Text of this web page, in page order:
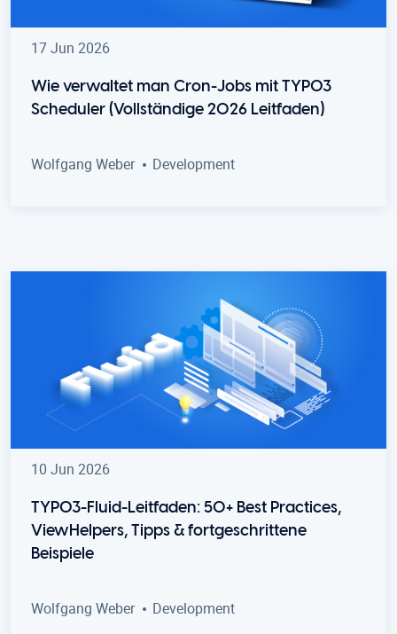
17 Jun 2026
Wie verwaltet man Cron-Jobs mit TYPO3
Scheduler (Vollständige 2026 Leitfaden)
Wolfgang Weber Development
10 Jun 2026
TYPO3-Fluid-Leitfaden: 50+ Best Practices,
ViewHelpers, Tipps & fortgeschrittene
Beispiele
Wolfgang Weber Development